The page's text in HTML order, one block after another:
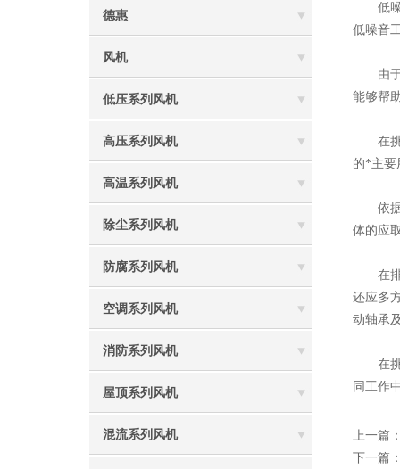
德惠
风机
低压系列风机
高压系列风机
高温系列风机
除尘系列风机
防腐系列风机
空调系列风机
消防系列风机
屋顶系列风机
混流系列风机
低噪
低噪音
由于
能够帮
在挑
的*主要
依据
体的应
在排
还应多
动轴承
在挑
同工作
上一篇
下一篇